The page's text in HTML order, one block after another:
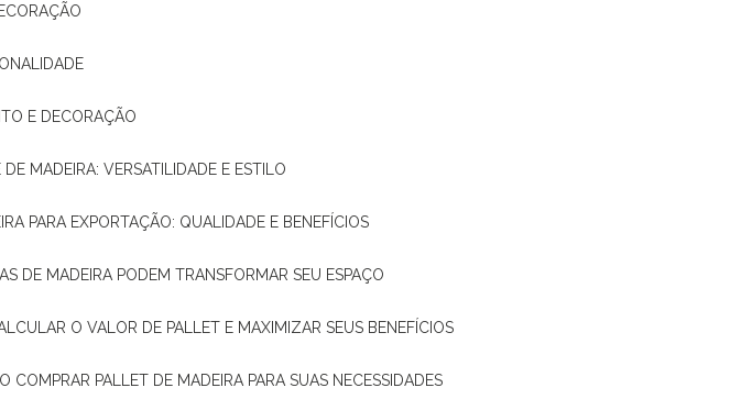
E DECORAÇÃO
DE MADEIRA: VERSATILIDADE E ESTILO
PARA EXPORTAÇÃO: QUALIDADE E BENEFÍCIOS
DE MADEIRA PODEM TRANSFORMAR SEU ESPAÇO
O VALOR DE PALLET E MAXIMIZAR SEUS BENEFÍCIOS
COMPRAR PALLET DE MADEIRA PARA SUAS NECESSIDADES